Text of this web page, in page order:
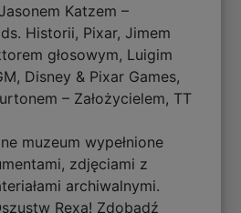
Katzem –
Historii, Pixar, Jimem
głosowym, Luigim
Disney & Pixar Games,
– Założycielem, TT
muzeum wypełnione
zdjęciami z
archiwalnymi.
Rexa! Zdobądź